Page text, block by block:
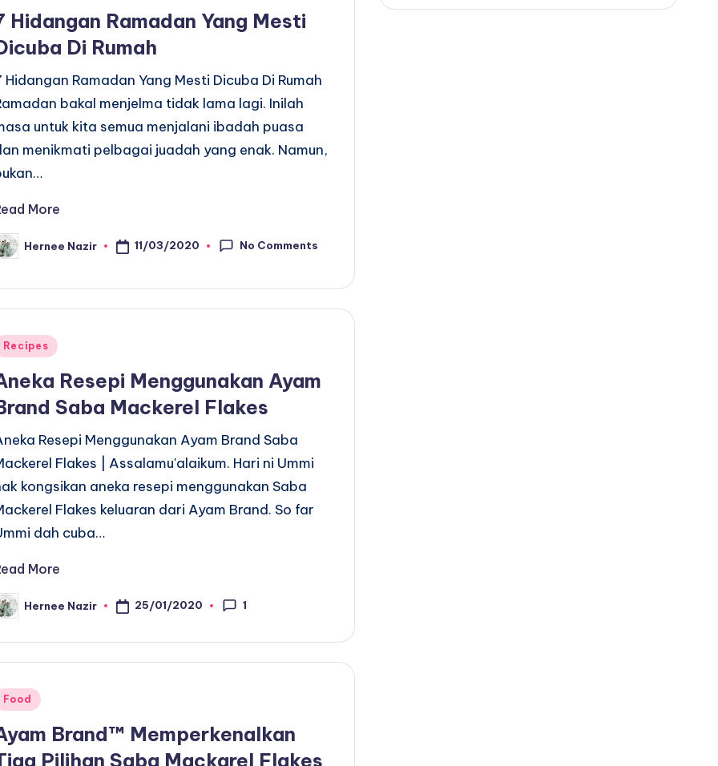
Hidangan Ramadan Yang Mesti
Di Rumah
Hidangan Ramadan Yang Mesti Dicuba Di Rumah
bakal menjelma tidak lama lagi. Inilah
untuk kita semua menjalani ibadah puasa
menikmati pelbagai juadah yang enak. Namun,
More
Hernee Nazir 11/03/2020 No Comments
Recipes
Resepi Menggunakan Ayam
Saba Mackerel Flakes
Resepi Menggunakan Ayam Brand Saba
Flakes | Assalamu'alaikum. Hari ni Ummi
kongsikan aneka resepi menggunakan Saba
Flakes keluaran dari Ayam Brand. So far
dah cuba…
More
Hernee Nazir 25/01/2020 1
Food
Brand™ Memperkenalkan
Pilihan Saba Mackarel Flakes